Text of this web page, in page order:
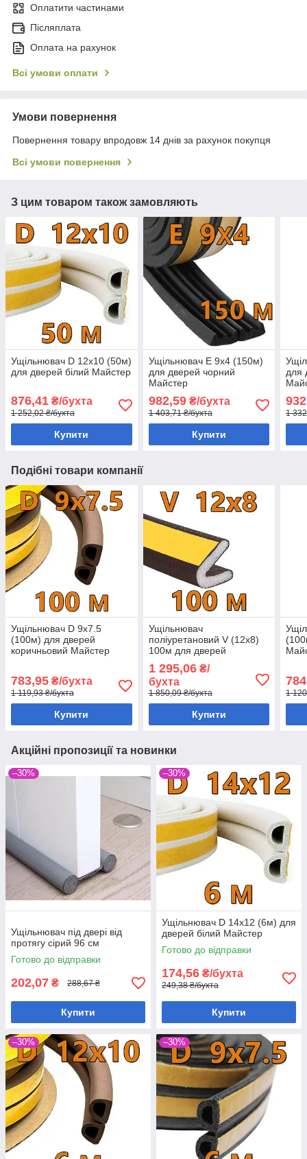
Оплатити частинами
Післяплата
Оплата на рахунок
Всі умови оплати
Умови повернення
Повернення товару впродовж 14 днів за рахунок покупця
Всі умови повернення
З цим товаром також замовляють
Ущільнювач D 12х10 (50м)
для дверей білий Майстер
876,41 ₴/бухта
1 252,02 ₴/бухта
Купити
Ущільнювач E 9х4 (150м)
для дверей чорний
Майстер
982,59₴/бухта
1 403,71 ₴/бухта
Купити
для
1
Подібні товари компанії
Ущільнювач D 9х7.5
(100м) для дверей
коричньовий Майстер
783,95 ₴/бухта
1 119,93 ₴/бухта
Купити
Ущільнювач
поліуретановий V (12х8)
100м для дверей
коричньовий Майстер
1 295,06₴/
бухта
1 850,09 ₴/бухта
Купити
1
Акційні пропозиції та новинки
–30%
Ущільнювач під двері від
протягу сірий 96 см
Готово до відправки
202,07 ₴ 288,67 ₴
Купити
–30%
Ущільнювач D 14х12 (6м) для
дверей білий Майстер
Готово до відправки
174,56 ₴/бухта
249,38 ₴/бухта
Купити
–30% –30%